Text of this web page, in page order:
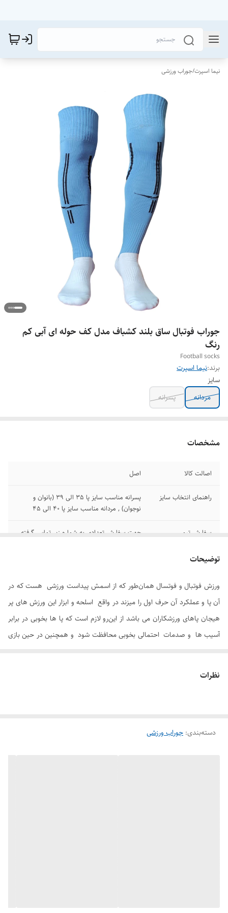
نیما اسپرت/جوراب ورزشی
جوراب فوتبال ساق بلند کشباف مدل کف حوله ای آبی کم
رنگ
Football socks
برند:نیما اسپرت
سایز
مردانه
پسرانه
مشخصات
اصالت کالا اصل
راهنمای انتخاب سایز
پسرانه مناسب سایز پا 35 الی 39 (بانوان و
نوجوان) , مردانه مناسب سایز پا 40 الی 45
سفارش تیمی
جهت سفارش تعدادی به شماره زیر تماس گرفته
توضیحات
ورزش فوتبال و فوتسال همان‌طور که از اسمش پیداست ورزشی هست که در
آن پا و عملکرد آن حرف اول را میزند در واقع اسلحه و ابزار این ورزش های پر
هیجان پاهای ورزشکاران می باشد از این‌رو لازم است که پا ها بخوبی در برابر
آسیب ها و صدمات احتمالی بخوبی محافظت شود و همچنین در حین بازی
باعث فیکس و بهتر نگهداشتن قلم بند می شود .
عملکرد عالی در هنگام تمرینات و مسابقات به فوتبالیست ها می دهد .
نظرات
دسته‌بندی: جوراب ورزشی